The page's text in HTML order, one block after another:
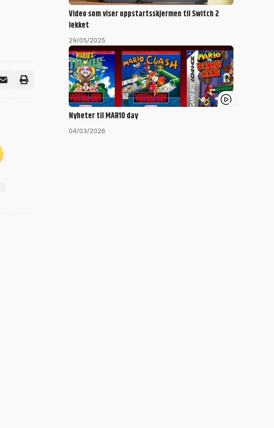
Video som viser oppstartsskjermen til Switch 2
lekket
29/05/2025
Nyheter til MAR10 day
04/03/2026